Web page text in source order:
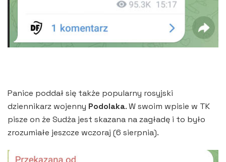
Panice poddał się także popularny rosyjski
dziennikarz wojenny Podolaka. W swoim wpisie w TK
pisze on że Sudża jest skazana na zagładę i to było
zrozumiałe jeszcze wczoraj (6 sierpnia).